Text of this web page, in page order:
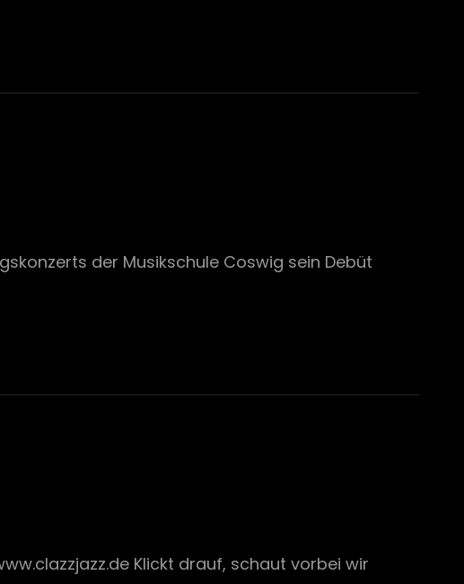
der Musikschule Coswig sein Debüt
Klickt drauf, schaut vorbei wir